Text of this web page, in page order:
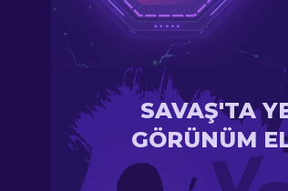
SAVAŞ'TA
GÖRÜNÜM